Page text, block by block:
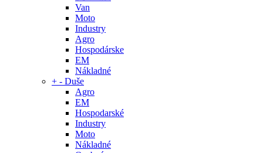
Van
Moto
Industry
Agro
Hospodárske
EM
Nákladné
+ - Duše
Agro
EM
Hospodarské
Industry
Moto
Nákladné